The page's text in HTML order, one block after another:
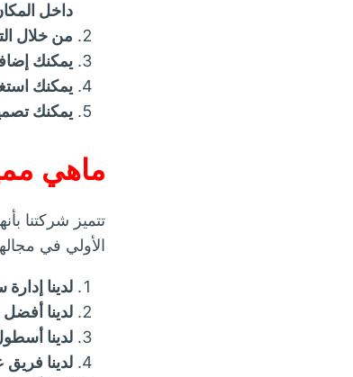
داخل
من خلال
يمكنك
يمكنك
يمكنك
ماهي
تتميز شركتنا
الأولي في
لدينا
لدينا
لدينا
لدينا